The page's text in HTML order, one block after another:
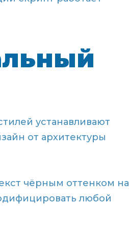
устанавливают
от архитектуры
чёрным оттенком на
любой